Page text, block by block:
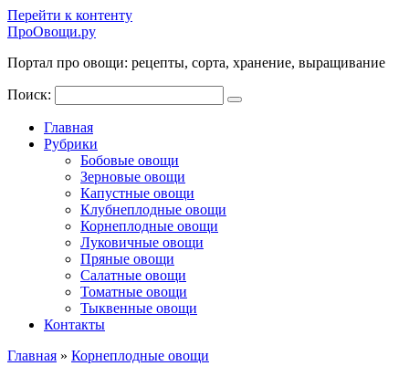
Перейти к контенту
ПроОвощи.ру
Портал про овощи: рецепты, сорта, хранение, выращивание
Поиск:
Главная
Рубрики
Бобовые овощи
Зерновые овощи
Капустные овощи
Клубнеплодные овощи
Корнеплодные овощи
Луковичные овощи
Пряные овощи
Салатные овощи
Томатные овощи
Тыквенные овощи
Контакты
Главная » Корнеплодные овощи